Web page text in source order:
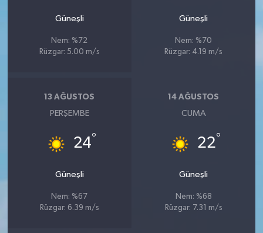
Güneşli
Nem: %72
Rüzgar: 5.00 m/s
Güneşli
Nem: %70
Rüzgar: 4.19 m/s
13 AĞUSTOS
PERŞEMBE
24°
Güneşli
Nem: %67
Rüzgar: 6.39 m/s
14 AĞUSTOS
CUMA
22°
Güneşli
Nem: %68
Rüzgar: 7.31 m/s